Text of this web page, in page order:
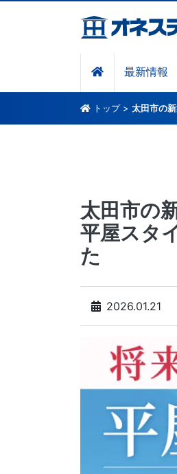
最新情報
トップ> 太田市の
太田市の
平屋スタ
た
2026.01.21